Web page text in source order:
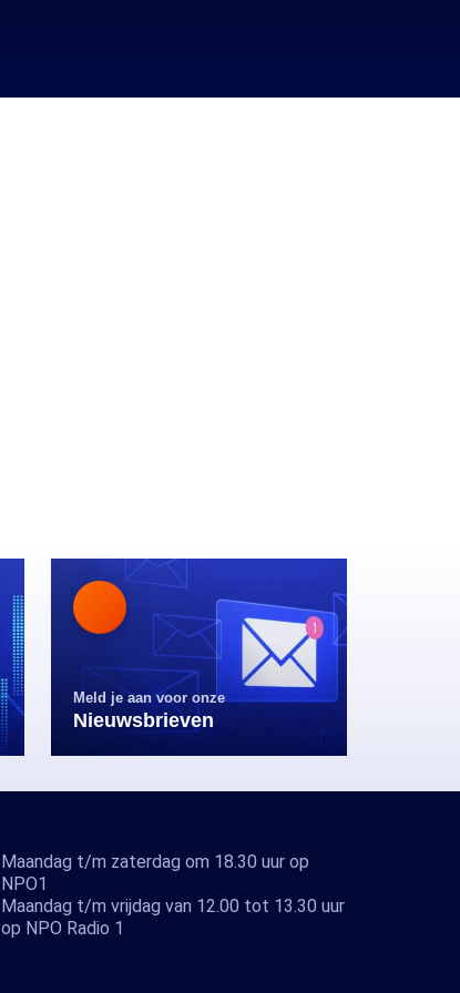
Meld je aan voor onze
Nieuwsbrieven
Maandag t/m zaterdag om 18.30 uur op
NPO1
Maandag t/m vrijdag van 12.00 tot 13.30 uur
op NPO Radio 1